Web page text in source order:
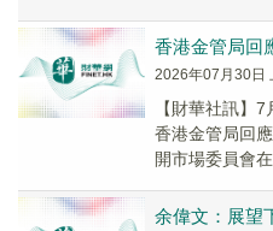
香港金管局回
2026年07月30日
【財華社訊】
香港金管局回
開市場委員會
余偉文：展望